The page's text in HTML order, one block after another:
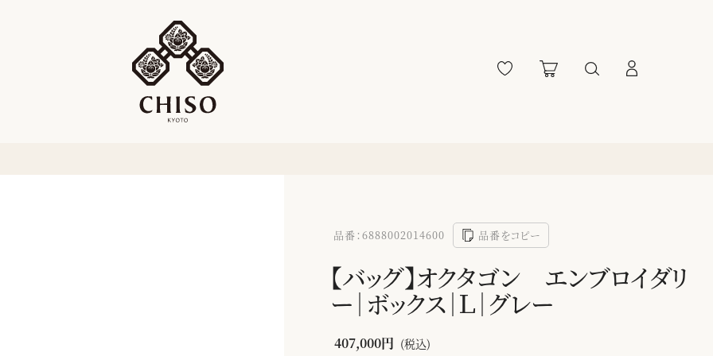
品番：6888002014600 品番をコピー
【バッグ】オクタゴン エンブロイダリ
ー｜ボックス｜Ｌ｜グレー
407,000円 (税込)